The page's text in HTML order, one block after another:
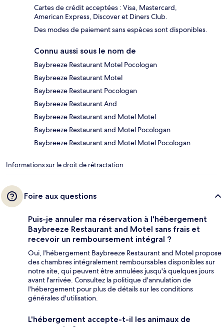
Cartes de crédit acceptées : Visa, Mastercard,
American Express, Discover et Diners Club.
Des modes de paiement sans espèces sont disponibles.
Connu aussi sous le nom de
Baybreeze Restaurant Motel Pocologan
Baybreeze Restaurant Motel
Baybreeze Restaurant Pocologan
Baybreeze Restaurant And
Baybreeze Restaurant and Motel Motel
Baybreeze Restaurant and Motel Pocologan
Baybreeze Restaurant and Motel Motel Pocologan
Informations sur le droit de rétractation
Foire aux questions
Puis-je annuler ma réservation à l'hébergement
Baybreeze Restaurant and Motel sans frais et
recevoir un remboursement intégral ?
Oui, l'hébergement Baybreeze Restaurant and Motel propose
des chambres intégralement remboursables disponibles sur
notre site, qui peuvent être annulées jusqu'à quelques jours
avant l'arrivée. Consultez la politique d'annulation de
l'hébergement pour plus de détails sur les conditions
générales d'utilisation.
L'hébergement accepte-t-il les animaux de